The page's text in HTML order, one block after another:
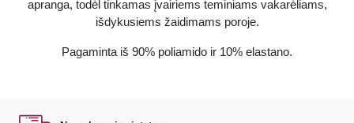
apranga, todėl tinkamas įvairiems teminiams vakarėliams,
išdykusiems žaidimams poroje.
Pagaminta iš 90% poliamido ir 10% elastano.